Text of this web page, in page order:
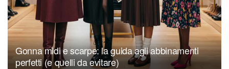
Gonna midi e scarpe: la guida agli abbinamenti
perfetti (e quelli da evitare)